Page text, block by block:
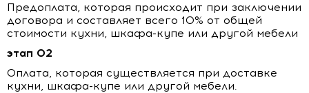
Предоплата, которая происходит при заключении
договора и составляет всего 10% от общей
стоимости кухни, шкафа-купе или другой мебели
этап 02
Оплата, которая существляется при доставке
кухни, шкафа-купе или другой мебели.